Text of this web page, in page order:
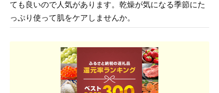
ても良いので人気があります。乾燥が気になる季節にた
っぷり使って肌をケアしませんか。